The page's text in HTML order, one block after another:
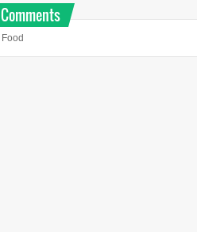
Comments
Food